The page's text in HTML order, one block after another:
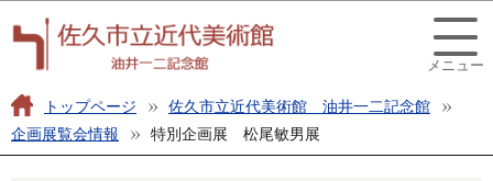
の
ー
ジ
メニュー
トップページ
佐久市立近代美術館 油井一二記念館
企画展覧会情報
特別企画展 松尾敏男展